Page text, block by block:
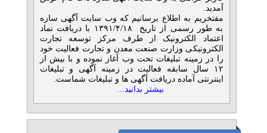
آمدید.
مفتخریم به اطلاع برسانیم که وب سایت آگهی سازه
به طور رسمی از تاریخ ۱۳۹۱/۴/۱۸ با دریافت نماد
اعتماد الکترونیک از طرف مرکز توسعه تجارت
الکترونیکی وزارت صنعت معدن و تجارت فعالیت خود
را در زمینه تبلیغات تحت وب آغاز نموده و با بیش از
۱۲ سال سابقه فعالیت در زمینه آگهی و تبلیغات
اینترنتی آماده دریافت آگهی ها و تبلیغات شماست.
بیشتر بدانید...